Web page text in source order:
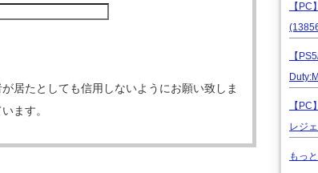
居たとしても信用しないようにお願い致しま
ます。
【
【
【
レジ
もっ